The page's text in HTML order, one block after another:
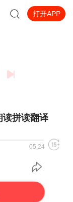
打开APP
读拼读翻译
05:24